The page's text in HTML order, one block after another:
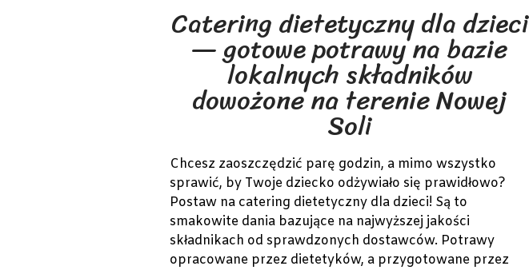
Catering dietetyczny dla dzieci
— gotowe potrawy na bazie
lokalnych składników
dowożone na terenie Nowej
Soli
Chcesz zaoszczędzić parę godzin, a mimo wszystko
sprawić, by Twoje dziecko odżywiało się prawidłowo?
Postaw na catering dietetyczny dla dzieci! Są to
smakowite dania bazujące na najwyższej jakości
składnikach od sprawdzonych dostawców. Potrawy
opracowane przez dietetyków, a przygotowane przez